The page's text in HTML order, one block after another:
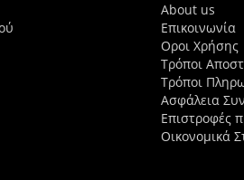
About us
Επικοινωνία
Οροι Χρήσης
Τρόποι
Τρόποι
Ασφάλεια
Επιστροφές
Οικονομικά